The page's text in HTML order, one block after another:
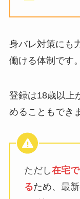
身バレ対策にも
働ける体制です。
登録は18歳以上
めることもでき
ただし在宅
るため、最